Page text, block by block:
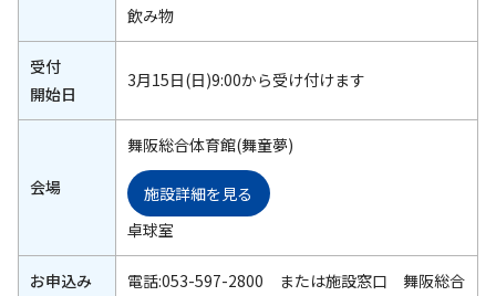
飲み物
受付
開始日
3月15日(日)9:00から受け付けます
会場
舞阪総合体育館(舞童夢)
施設詳細を見る
卓球室
お申込み
電話:053-597-2800 または施設窓口 舞阪総合